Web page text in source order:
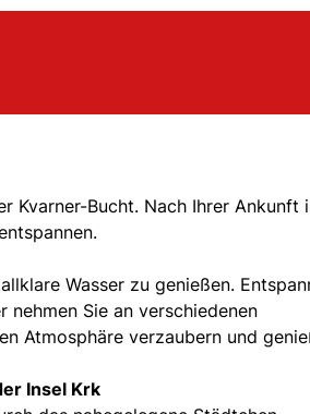
Kvarner-Bucht. Nach Ihrer Ankunft
Wasser zu genießen.
nehmen Sie an verschiedenen
Atmosphäre verzaubern und
Insel Krk